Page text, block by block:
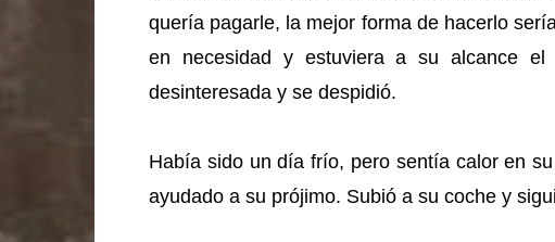
quería pagarle, la mejor forma de hacerlo
en necesidad y estuviera a su alcance
desinteresada y se despidió.
Había sido un día frío, pero sentía calor en
ayudado a su prójimo. Subió a su coche y